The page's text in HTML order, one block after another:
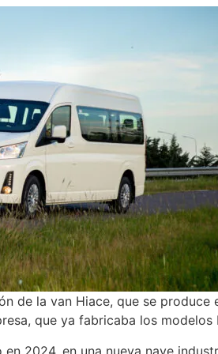
de la van Hiace, que se
que ya fabricaba los modelos
2024, en una nueva nave